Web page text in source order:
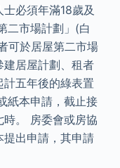
必須年滿18歲及
二市場計劃」(白
可於居屋第二市場
居屋計劃、租者
五年後的綠表置
紙本申請，截止接
。 房委會或房協
出申請，其申請